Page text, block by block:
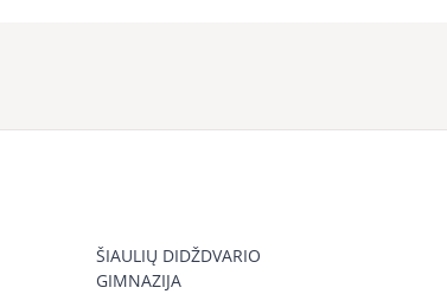
ŠIAULIŲ DIDŽDVARIO
GIMNAZIJA